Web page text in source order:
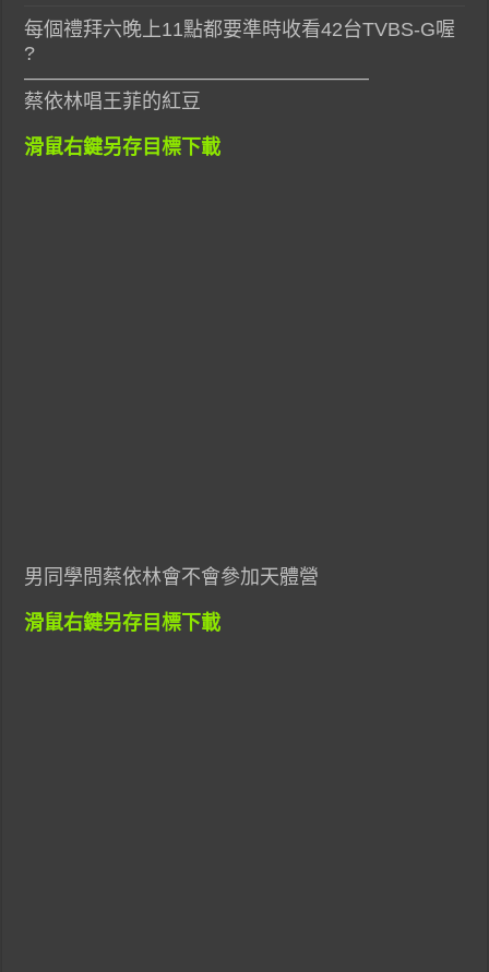
每個禮拜六晚上11點都要準時收看42台TVBS-G喔
?
—————————————————–
蔡依林唱王菲的紅豆
滑鼠右鍵另存目標下載
男同學問蔡依林會不會參加天體營
滑鼠右鍵另存目標下載